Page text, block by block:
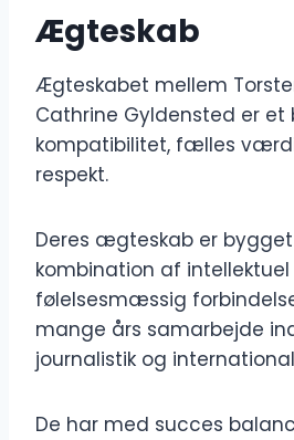
Ægteskab
Ægteskabet mellem
Cathrine Gyldensted er et
kompatibilitet, fælles
respekt.
Deres ægteskab er
kombination af
følelsesmæssig
mange års samarbejde
journalistik og
De har med succes